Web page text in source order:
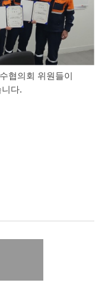
협의회 위원들이
다.